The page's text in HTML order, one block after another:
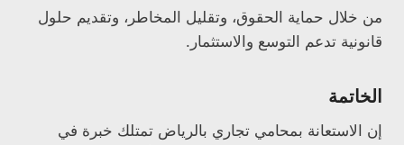
من خلال حماية الحقوق، وتقليل المخاطر، وتقديم حلول
قانونية تدعم التوسع والاستثمار.
الخاتمة
إن الاستعانة بمحامي تجاري بالرياض تمتلك خبرة في